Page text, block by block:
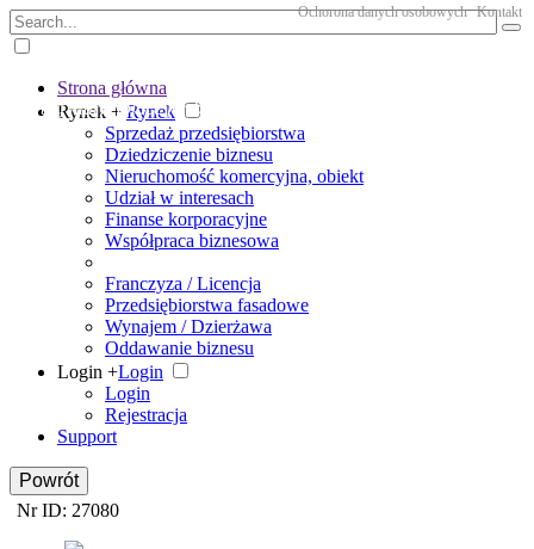
The big marketplace for business
Ochorona danych osobowych Kontakt
Strona główna
Rynek + Rynek
Sprzedaż przedsiębiorstwa
Dziedziczenie biznesu
Nieruchomość komercyjna, obiekt
Udział w interesach
Finanse korporacyjne
Współpraca biznesowa
Franczyza / Licencja
Przedsiębiorstwa fasadowe
Wynajem / Dzierżawa
Oddawanie biznesu
Login +Login
Login
Rejestracja
Support
Powrót
Nr ID: 27080